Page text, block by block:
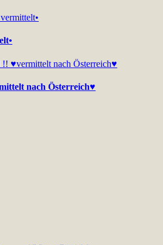
nach Österreich♥